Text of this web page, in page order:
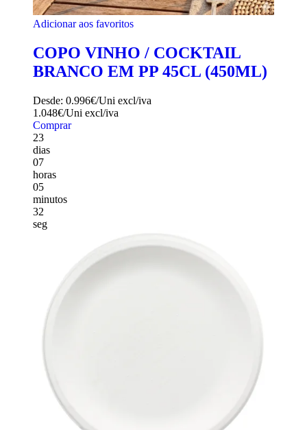
Adicionar aos favoritos
COPO VINHO / COCKTAIL
BRANCO EM PP 45CL (450ML)
Desde: 0.996€/Uni excl/iva
1.048€/Uni excl/iva
Comprar
23
dias
07
horas
05
minutos
30
seg